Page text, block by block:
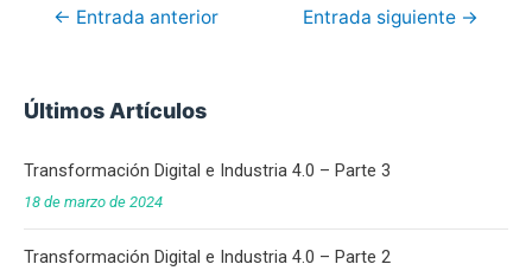
← Entrada anterior Entrada siguiente →
Últimos Artículos
Transformación Digital e Industria 4.0 – Parte 3
18 de marzo de 2024
Transformación Digital e Industria 4.0 – Parte 2